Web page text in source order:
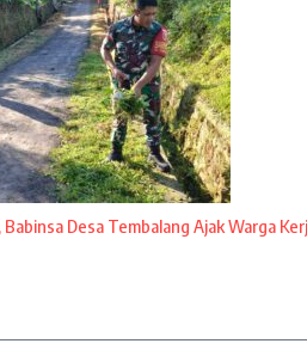
Desa Tembalang Ajak Warga